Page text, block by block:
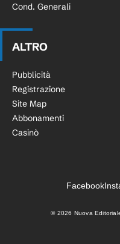
Cond. Generali
ALTRO
Pubblicità
Registrazione
Site Map
Abbonamenti
Casinò
Facebook
© 2026 Nuova